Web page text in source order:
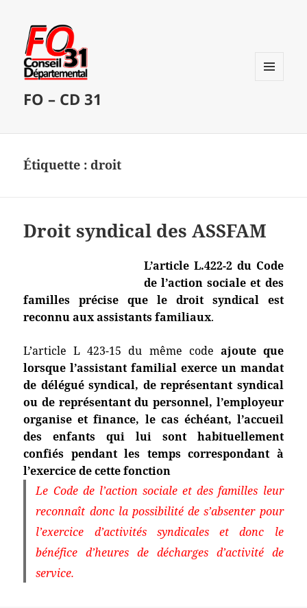
FO – CD 31
Étiquette :droit
Droit syndical des ASSFAM
L’article L.422-2 du Code
de l’action sociale et des
familles précise que le droit syndical est
reconnu aux assistants familiaux.
L’article L 423-15 du même code ajoute que
lorsque l’assistant familial exerce un mandat
de délégué syndical, de représentant syndical
ou de représentant du personnel, l’employeur
organise et finance, le cas échéant, l’accueil
des enfants qui lui sont habituellement
confiés pendant les temps correspondant à
l’exercice de cette fonction
Le Code de l’action sociale et des familles leur
reconnaît donc la possibilité de s’absenter pour
l’exercice d’activités syndicales et donc le
bénéfice d’heures de décharges d’activité de
service.